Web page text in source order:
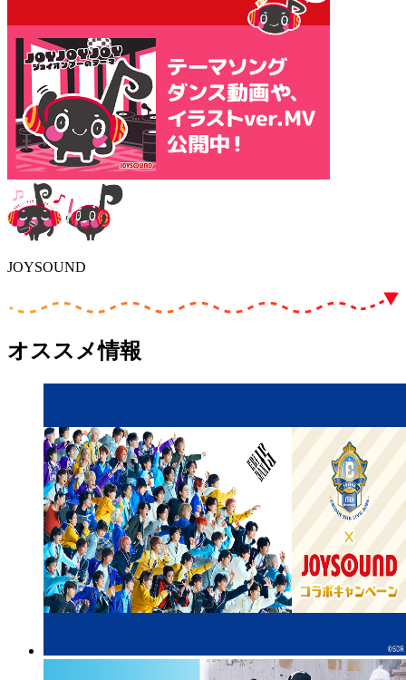
JOYSOUND
オススメ情報